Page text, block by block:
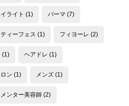
ライト (1) パーマ (7)
ィーフェス (1) フィヨーレ (2)
(1) ヘアドレ (1)
ン (1) メンズ (1)
メンター美容師 (2)